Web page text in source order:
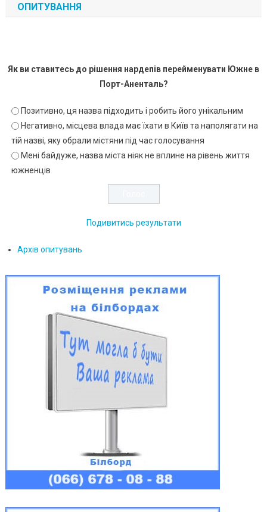
ОПИТУВАННЯ
Як ви ставитесь до рішення нардепів перейменувати Южне в
Порт-Аненталь?
Позитивно, ця назва підходить і робить його унікальним
Негативно, місцева влада має їхати в Київ та наполягати на
тій назві, яку обрали містяни під час голосування
Мені байдуже, назва міста ніяк не вплине на рівень життя
южненців
Подивитись результати
Архів опитувань